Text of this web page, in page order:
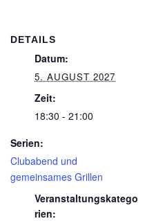
DETAILS
Datum:
5. AUGUST 2027
Zeit:
18:30 - 21:00
Serien:
Clubabend und
gemeinsames Grillen
Veranstaltungskatego
rien: